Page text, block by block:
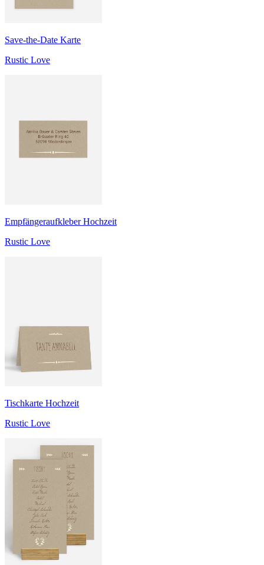
Save-the-Date Karte
Rustic Love
Empfängeraufkleber Hochzeit
Rustic Love
Tischkarte Hochzeit
Rustic Love